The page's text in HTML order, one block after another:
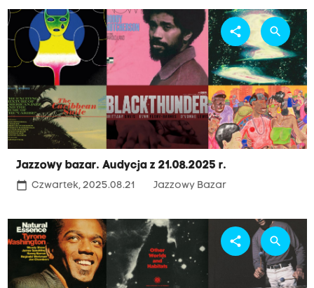
Jazzowy bazar. Audycja z 21.08.2025 r.
calendar_today Czwartek, 2025.08.21 Jazzowy Bazar
share search
share search